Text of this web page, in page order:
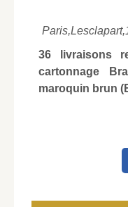
Paris,Lesclapart,
36 livraisons
cartonnage
maroquin brun